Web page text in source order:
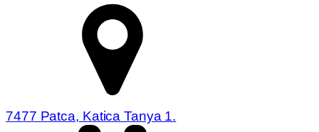
7477 Patca, Katica Tanya 1.